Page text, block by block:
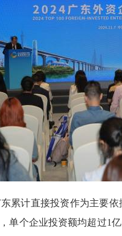
计直接投资作为主要依
单个企业投资额均超过1亿